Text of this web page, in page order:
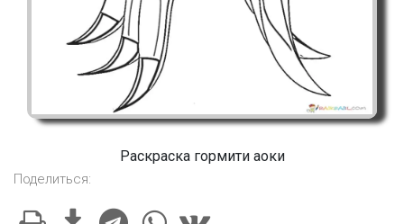
Раскраска гормити аоки
Поделиться: